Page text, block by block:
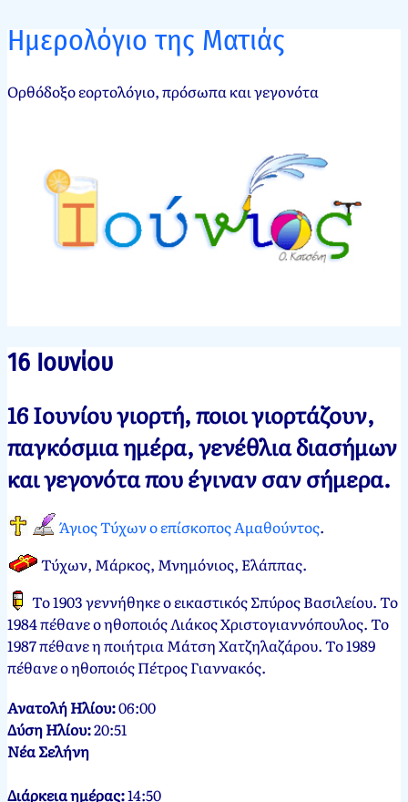
Ημερολόγιο της Ματιάς
Ορθόδοξο εορτολόγιο, πρόσωπα και γεγονότα
16 Ιουνίου
Νεκτάριος
Παπασπύρου
16
Ιουνίου,
201216
Ιουνίου,
2024
16 Ιουνίου γιορτή, ποιοι γιορτάζουν,
παγκόσμια ημέρα, γενέθλια διασήμων
και γεγονότα που έγιναν σαν σήμερα.
Άγιος Τύχων ο επίσκοπος Αμαθούντος.
Τύχων, Μάρκος, Μνημόνιος, Ελάππας.
Το 1903 γεννήθηκε ο εικαστικός Σπύρος Βασιλείου. Το
1984 πέθανε ο ηθοποιός Λιάκος Χριστογιαννόπουλος. Το
1987 πέθανε η ποιήτρια Μάτση Χατζηλαζάρου. Το 1989
πέθανε ο ηθοποιός Πέτρος Γιαννακός.
Ανατολή Ηλίου:06:00
Δύση Ηλίου:20:51
Νέα Σελήνη
Διάρκεια ημέρας:14:50